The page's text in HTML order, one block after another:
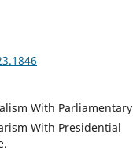
With Parliamentary
With Presidential